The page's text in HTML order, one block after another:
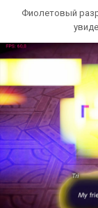
Фиолетовый